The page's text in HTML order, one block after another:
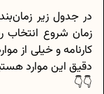
در جدول زیر
زمان شروع انتخاب
کارنامه و خیلی از
دقیق این موارد
👇👇